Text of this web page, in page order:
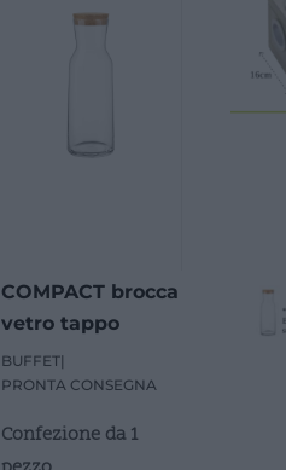
COMPACT brocca
vetro tappo
sughero
BUFFET|
PRONTA CONSEGNA
Confezione da 1